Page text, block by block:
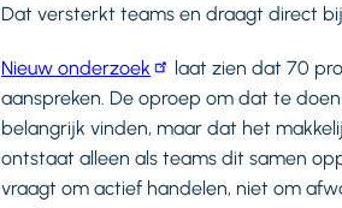
Dat versterkt teams en draagt direct
Nieuw onderzoek
laat zien dat 70
aanspreken. De oproep om dat te
belangrijk vinden, maar dat het
ontstaat alleen als teams dit samen
vraagt om actief handelen, niet om